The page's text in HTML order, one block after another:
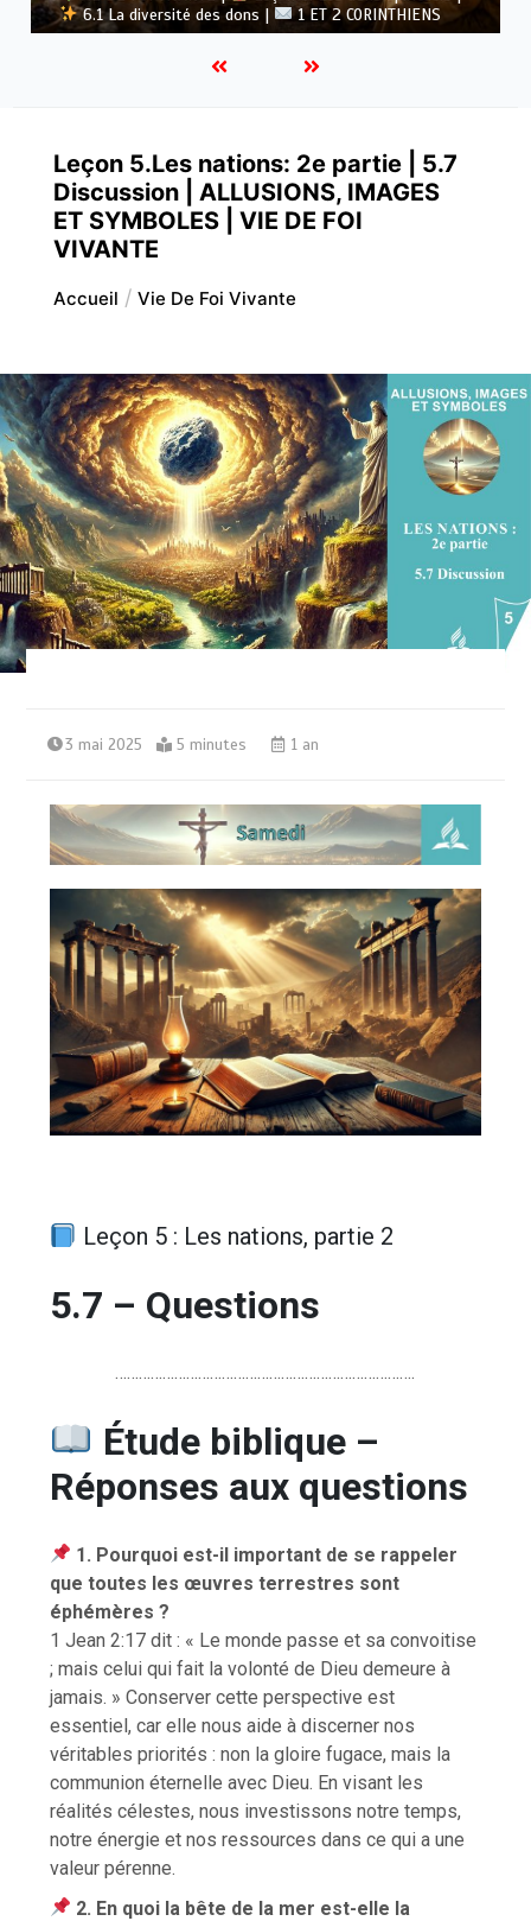
Dieu |
5.6 Résumé | 1 ET 2 CORINTHIENS
Leçon 5.Les nations: 2e partie | 5.7
Discussion | ALLUSIONS, IMAGES
ET SYMBOLES | VIE DE FOI
VIVANTE
Accueil Vie De Foi Vivante
3 mai 2025 5 minutes 1 an
Leçon 5 : Les nations, partie 2
5.7 – Questions
………………………………………………………………….
Étude biblique –
Réponses aux questions
1. Pourquoi est-il important de se rappeler
que toutes les œuvres terrestres sont
éphémères ?
1 Jean 2:17 dit : « Le monde passe et sa convoitise
; mais celui qui fait la volonté de Dieu demeure à
jamais. » Conserver cette perspective est
essentiel, car elle nous aide à discerner nos
véritables priorités : non la gloire fugace, mais la
communion éternelle avec Dieu. En visant les
réalités célestes, nous investissons notre temps,
notre énergie et nos ressources dans ce qui a une
valeur pérenne.
2. En quoi la bête de la mer est-elle la